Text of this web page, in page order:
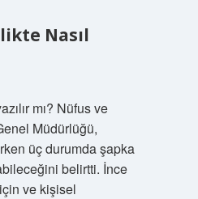
Nasıl
mı? Nüfus ve
Müdürlüğü,
üç durumda şapka
belirtti. İnce
için ve kişisel